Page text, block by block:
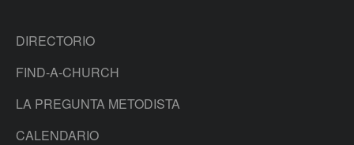
DIRECTORIO
FIND-A-CHURCH
LA PREGUNTA METODISTA
CALENDARIO